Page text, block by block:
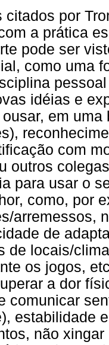
citados por
a prática
pode ser
como uma
idéias e
em
com
outros
para usar o
como, por
arremessos,
de
de locais/
os jogos,
a dor
comunicar
estabilidade
não